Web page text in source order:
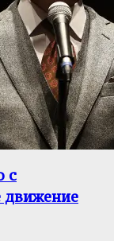
с
движение